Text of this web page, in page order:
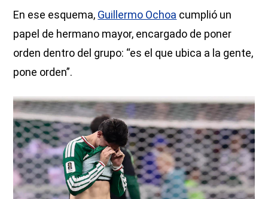
En ese esquema, Guillermo Ochoa cumplió un
papel de hermano mayor, encargado de poner
orden dentro del grupo: “es el que ubica a la gente,
pone orden”.